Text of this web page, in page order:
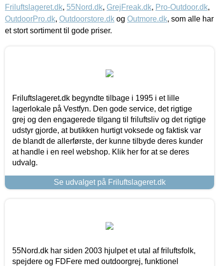
Friluftslageret.dk, 55Nord.dk, GrejFreak.dk, Pro-Outdoor.dk,
OutdoorPro.dk, Outdoorstore.dk og Outmore.dk, som alle har
et stort sortiment til gode priser.
Friluftslageret.dk begyndte tilbage i 1995 i et lille
lagerlokale på Vestfyn. Den gode service, det rigtige
grej og den engagerede tilgang til friluftsliv og det rigtige
udstyr gjorde, at butikken hurtigt voksede og faktisk var
de blandt de allerførste, der kunne tilbyde deres kunder
at handle i en reel webshop. Klik her for at se deres
udvalg.
Se udvalget på Friluftslageret.dk
55Nord.dk har siden 2003 hjulpet et utal af friluftsfolk,
spejdere og FDFere med outdoorgrej, funktionel